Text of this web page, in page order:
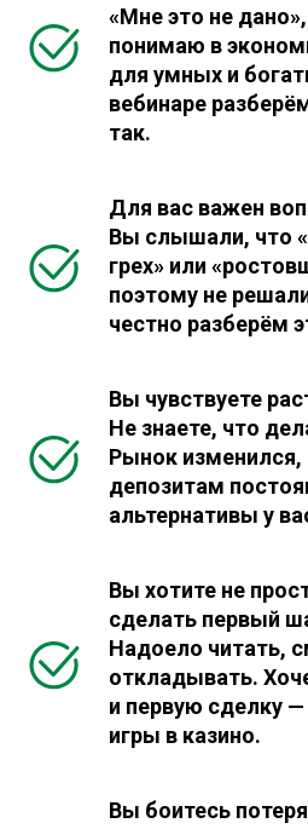
«Мне это не
понимаю в
для умных и
вебинаре
так.
Для вас важен
Вы слышали, что
грех» или
поэтому не
честно разберём
Вы чувствуете
Не знаете, что
Рынок изменился,
депозитам
альтернативы у
Вы хотите не
сделать первый
Надоело читать,
откладывать.
и первую сделку —
игры в казино.
Вы боитесь